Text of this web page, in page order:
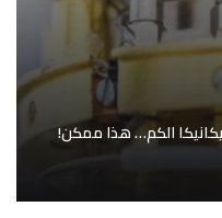
الكم… هذا ممكن!